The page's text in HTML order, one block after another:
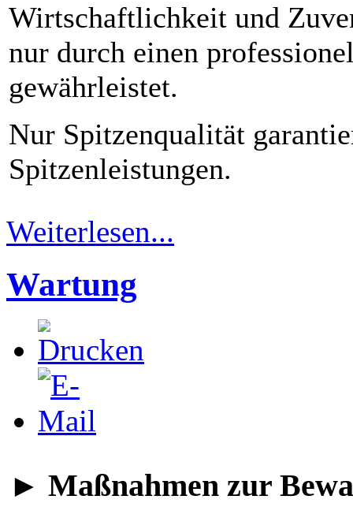
Wirtschaftlichkeit und
nur durch einen
gewährleistet.
Nur Spitzenqualität
Spitzenleistungen.
Weiterlesen...
Wartung
► Maßnahmen zur